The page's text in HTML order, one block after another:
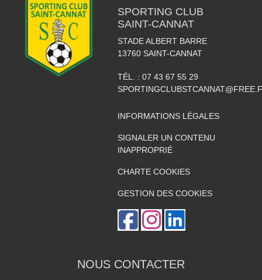
SPORTING CLUB
SAINT-CANNAT
STADE ALBERT BARRE
13760 SAINT-CANNAT
TÉL. : 07 43 67 55 29
INFORMATIONS LÉGALES
SIGNALER UN CONTENU
INAPPROPRIÉ
CHARTE COOKIES
GESTION DES COOKIES
NOUS CONTACTER